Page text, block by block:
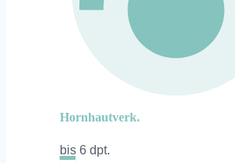
Hornhautverk.
bis 6 dpt.